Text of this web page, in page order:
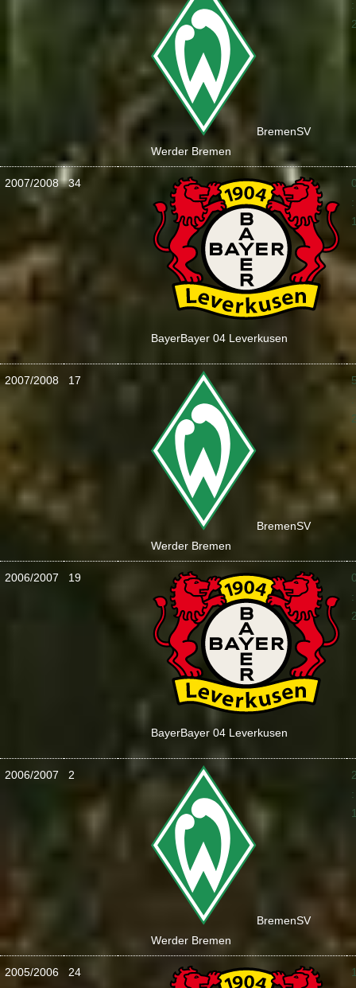
BremenSV
Werder Bremen
:
2007/2008 34
BayerBayer 04 Leverkusen
:
2007/2008 17
BremenSV
Werder Bremen
:
2006/2007 19
BayerBayer 04 Leverkusen
:
2006/2007 2
BremenSV
Werder Bremen
:
2005/2006 24